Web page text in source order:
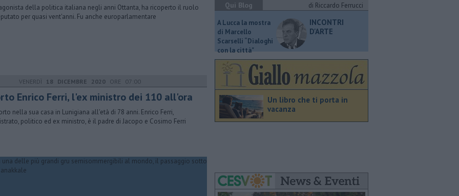
della politica italiana negli anni Ottanta, ha ricoperto il ruolo
per quasi vent'anni. Fu anche europarlamentare
VENERDÌ 18 DICEMBRE 2020ORE 07:00
Enrico Ferri, l'ex ministro dei 110 all'ora
nella sua casa in Lunigiana all'età di 78 anni. Enrico Ferri,
politico ed ex ministro, è il padre di Jacopo e Cosimo Ferri
Qui Blog
di Riccardo Ferrucci
A Lucca la mostra
di Marcello
Scarselli “Dialoghi
con la città"
INCONTRI
D'ARTE
Un libro che ti porta in
vacanza